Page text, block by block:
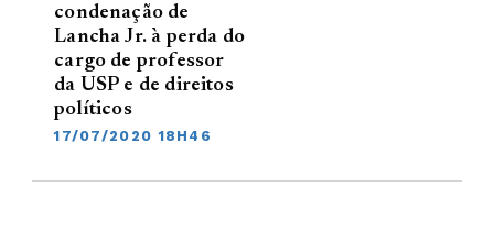
condenação de
Lancha Jr. à perda do
cargo de professor
da USP e de direitos
políticos
17/07/2020 18H46